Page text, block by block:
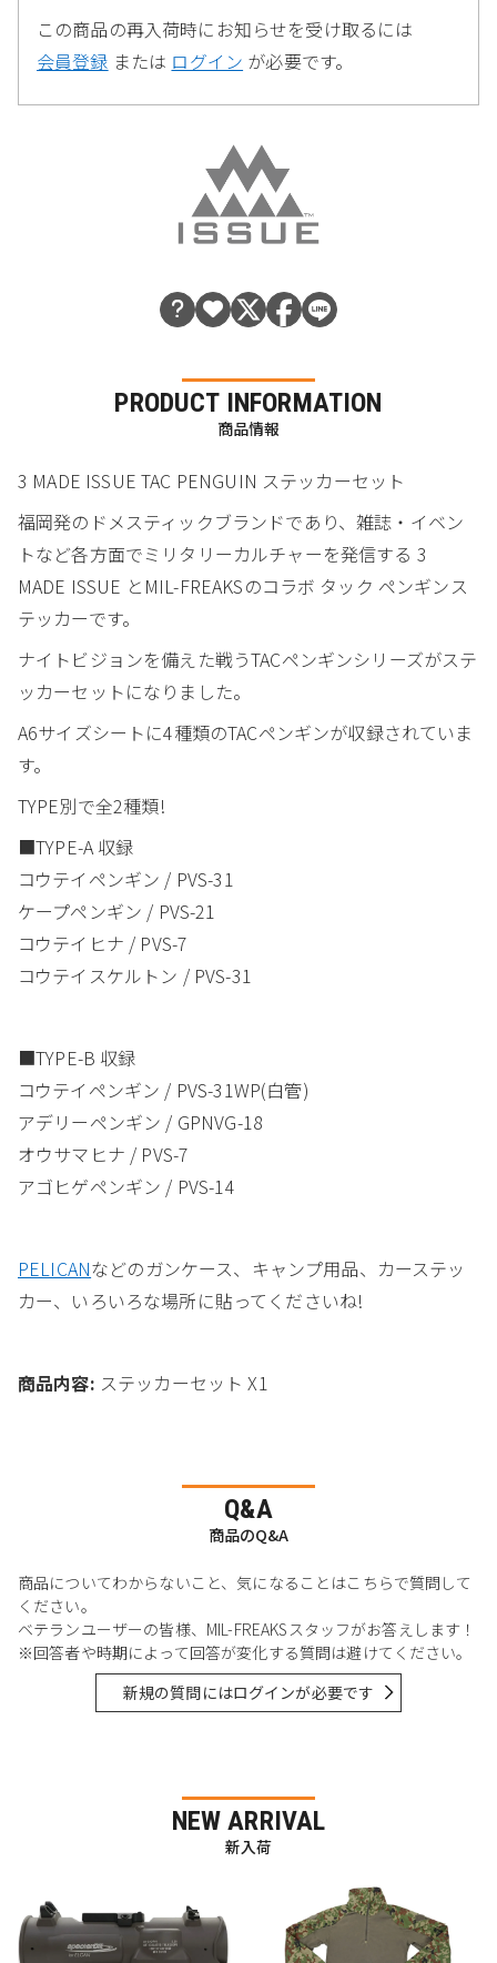
この商品の再入荷時にお知らせを受け取るには
会員登録 または ログイン が必要です。
PRODUCT INFORMATION
商品情報
3 MADE ISSUE TAC PENGUIN ステッカーセット
福岡発のドメスティックブランドであり、雑誌・イベン
トなど各方面でミリタリーカルチャーを発信する 3
MADE ISSUE とMIL-FREAKSのコラボ タック ペンギンス
テッカーです。
ナイトビジョンを備えた戦うTACペンギンシリーズがステ
ッカーセットになりました。
A6サイズシートに4種類のTACペンギンが収録されていま
す。
TYPE別で全2種類!
■TYPE-A 収録
コウテイペンギン / PVS-31
ケープペンギン / PVS-21
コウテイヒナ / PVS-7
コウテイスケルトン / PVS-31
■TYPE-B 収録
コウテイペンギン / PVS-31WP(白管)
アデリーペンギン / GPNVG-18
オウサマヒナ / PVS-7
アゴヒゲペンギン / PVS-14
PELICANなどのガンケース、キャンプ用品、カーステッ
カー、いろいろな場所に貼ってくださいね!
商品内容: ステッカーセット X1
Q&A
商品のQ&A
商品についてわからないこと、気になることはこちらで質問して
ください。
ベテランユーザーの皆様、MIL-FREAKSスタッフがお答えします！
※回答者や時期によって回答が変化する質問は避けてください。
新規の質問にはログインが必要です
NEW ARRIVAL
新入荷